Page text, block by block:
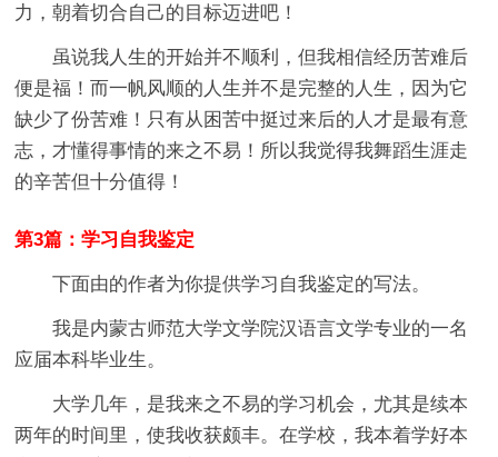
力，朝着切合自己的目标迈进吧！
虽说我人生的开始并不顺利，但我相信经历苦难后
便是福！而一帆风顺的人生并不是完整的人生，因为它
缺少了份苦难！只有从困苦中挺过来后的人才是最有意
志，才懂得事情的来之不易！所以我觉得我舞蹈生涯走
的辛苦但十分值得！
第3篇：学习自我鉴定
下面由的作者为你提供学习自我鉴定的写法。
我是内蒙古师范大学文学院汉语言文学专业的一名
应届本科毕业生。
大学几年，是我来之不易的学习机会，尤其是续本
两年的时间里，使我收获颇丰。在学校，我本着学好本